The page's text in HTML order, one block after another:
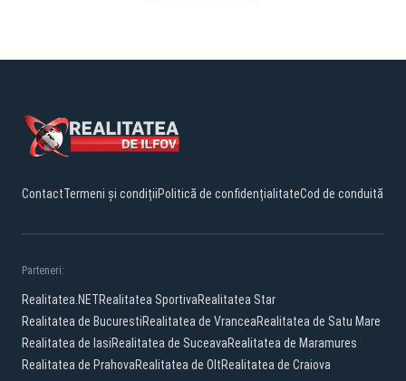
ContactTermeni și condițiiPolitică de confidențialitateCod de conduită
Parteneri:
Realitatea.NETRealitatea SportivaRealitatea Star
Realitatea de BucurestiRealitatea de VranceaRealitatea de Satu Mare
Realitatea de IasiRealitatea de SuceavaRealitatea de Maramures
Realitatea de PrahovaRealitatea de OltRealitatea de Craiova